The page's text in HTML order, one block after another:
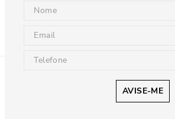
AVISE-ME